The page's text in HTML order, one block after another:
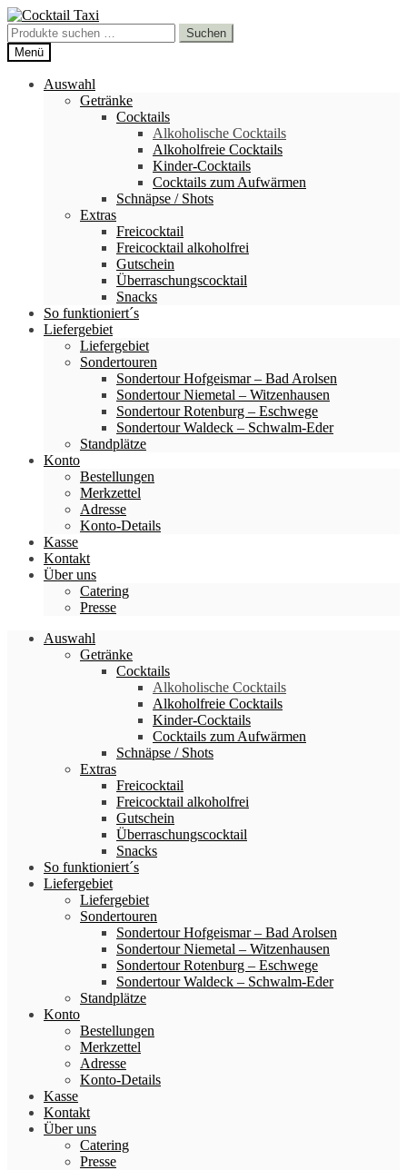
Zur
Navigation
springen
Zum
Inhalt
springen
Suchen
nach:
Suchen
Menü
Auswahl
Getränke
Cocktails
Alkoholische Cocktails
Alkoholfreie Cocktails
Kinder-Cocktails
Cocktails zum Aufwärmen
Schnäpse / Shots
Extras
Freicocktail
Freicocktail alkoholfrei
Gutschein
Überraschungscocktail
Snacks
So funktioniert´s
Liefergebiet
Liefergebiet
Sondertouren
Sondertour Hofgeismar – Bad Arolsen
Sondertour Niemetal – Witzenhausen
Sondertour Rotenburg – Eschwege
Sondertour Waldeck – Schwalm-Eder
Standplätze
Konto
Bestellungen
Merkzettel
Adresse
Konto-Details
Kasse
Kontakt
Über uns
Catering
Presse
Auswahl
Getränke
Cocktails
Alkoholische Cocktails
Alkoholfreie Cocktails
Kinder-Cocktails
Cocktails zum Aufwärmen
Schnäpse / Shots
Extras
Freicocktail
Freicocktail alkoholfrei
Gutschein
Überraschungscocktail
Snacks
So funktioniert´s
Liefergebiet
Liefergebiet
Sondertouren
Sondertour Hofgeismar – Bad Arolsen
Sondertour Niemetal – Witzenhausen
Sondertour Rotenburg – Eschwege
Sondertour Waldeck – Schwalm-Eder
Standplätze
Konto
Bestellungen
Merkzettel
Adresse
Konto-Details
Kasse
Kontakt
Über uns
Catering
Presse